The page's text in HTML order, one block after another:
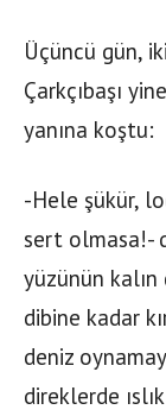
Üçüncü gün,
Çarkçıbaşı
yanına koştu:
-Hele şükür,
sert olmasa!-
yüzünün kalın
dibine kadar
deniz
direklerde